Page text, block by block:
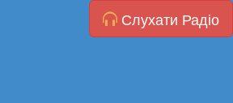
Слухати Радіо